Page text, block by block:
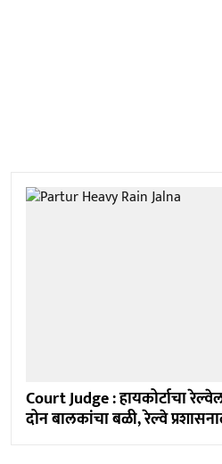
Court Judge : हायकोर्टाचा
दोन बालकांचा बळी, रेल्वे